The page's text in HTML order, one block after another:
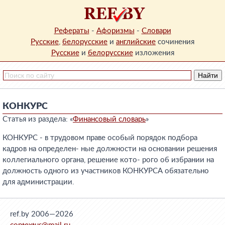
Рефераты - Афоризмы - Словари
Русские, белорусские и английские сочинения
Русскиеи белорусскиеизложения
КОНКУРС
Статья из раздела: «Финансовый словарь»
КОНКУРС - в трудовом праве особый порядок подбора
кадров на определен- ные должности на основании решения
коллегиального органа, решение кото- рого об избрании на
должность одного из участников КОНКУРСА обязательно
для администрации.
ref.by 2006—2026